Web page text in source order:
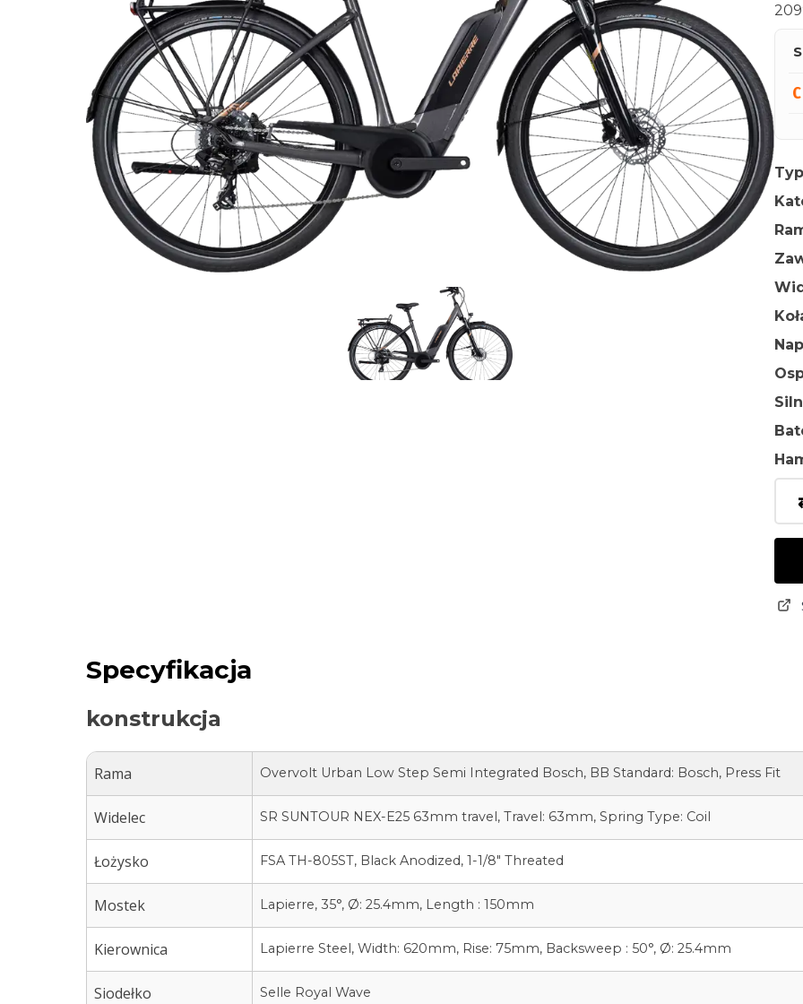
Specyfikacja
konstrukcja
Rama Overvolt Urban Low Step Semi Integrated Bosch, BB Standard: Bosch, Press Fit
Widelec SR SUNTOUR NEX-E25 63mm travel, Travel: 63mm, Spring Type: Coil
Łożysko FSA TH-805ST, Black Anodized, 1-1/8″ Threated
Mostek Lapierre, 35°, Ø: 25.4mm, Length : 150mm
Kierownica Lapierre Steel, Width: 620mm, Rise: 75mm, Backsweep : 50°, Ø: 25.4mm
Siodełko Selle Royal Wave